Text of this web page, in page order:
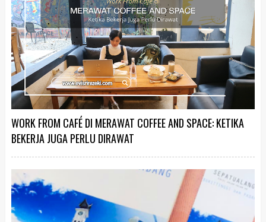
WORK FROM CAFÉ DI MERAWAT COFFEE AND SPACE: KETIKA
BEKERJA JUGA PERLU DIRAWAT